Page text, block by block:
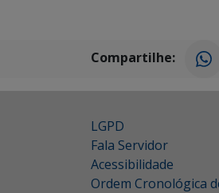
Compartilhe:
LGPD
Fala Servidor
Acessibilidade
Ordem Cronológica